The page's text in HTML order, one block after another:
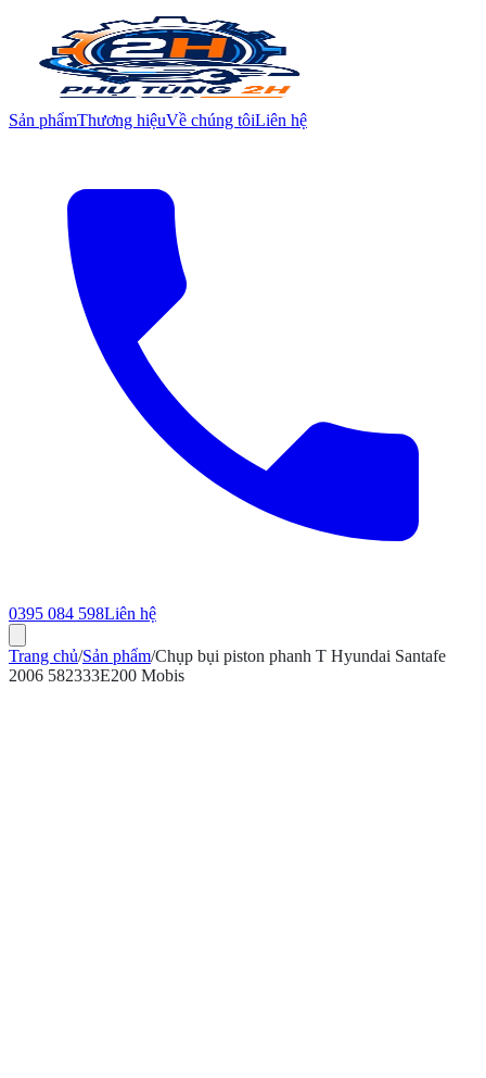
Sản phẩmThương hiệuVề chúng tôiLiên hệ
0395 084 598Liên hệ
Trang chủ/Sản phẩm/Chụp bụi piston phanh T Hyundai Santafe
2006 582333E200 Mobis